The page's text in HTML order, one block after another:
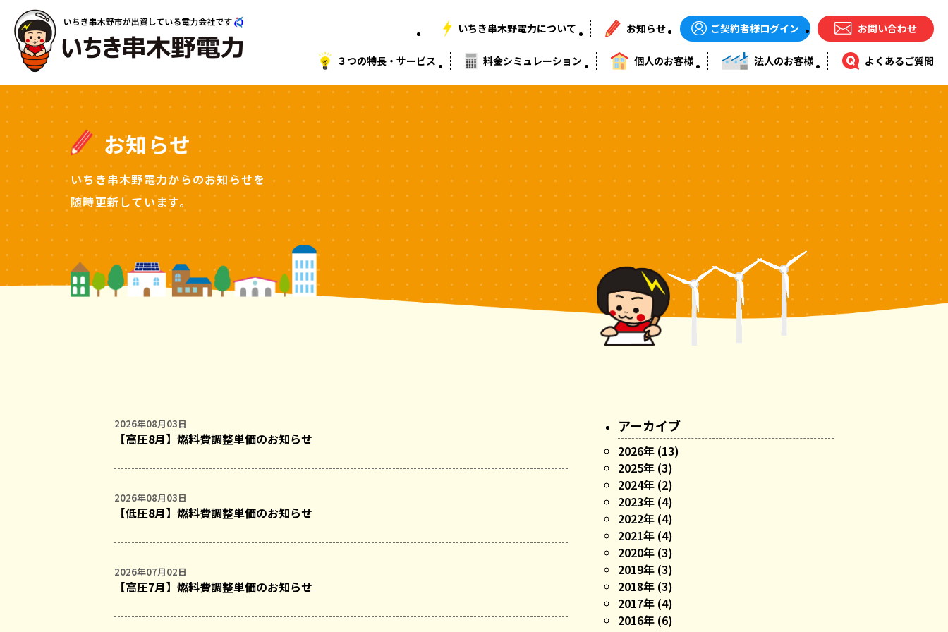
３つの特長・サービス 料金シミュレーション 個人のお客様 法人のお客様 よくあるご質問
いちき串木野電力について お知らせ ご契約者様ログイン お問い合わせ
お知らせ
いちき串木野電力からのお知らせを
随時更新しています。
2026年08月03日
【高圧8月】燃料費調整単価のお知らせ
2026年08月03日
【低圧8月】燃料費調整単価のお知らせ
2026年07月02日
【高圧7月】燃料費調整単価のお知らせ
アーカイブ
2026年 (13)
2025年 (3)
2024年 (2)
2023年 (4)
2022年 (4)
2021年 (4)
2020年 (3)
2019年 (3)
2018年 (3)
2017年 (4)
2016年 (6)